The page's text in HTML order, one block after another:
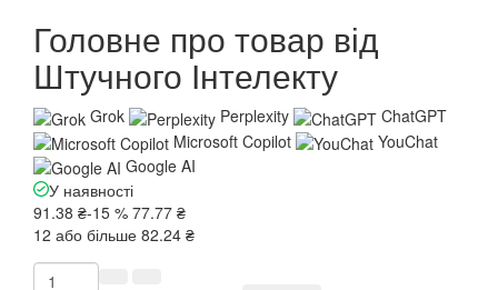
Головне про товар від
Штучного Інтелекту
Grok Perplexity
ChatGPT
Microsoft Copilot
YouChat
Google AI
У наявності
91.38 ₴-15 % 77.77 ₴
12 або більше 82.24 ₴